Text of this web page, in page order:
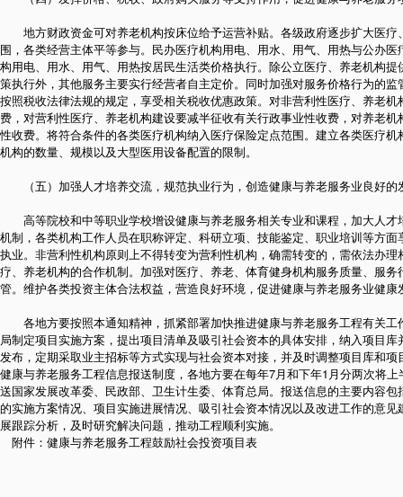
地方财政资金可对养老机构按床位给予运营补贴。各级政府逐步扩大医疗
围，各类经营主体平等参与。民办医疗机构用电、用水、用气、用热与公办
构用电、用水、用气、用热按居民生活类价格执行。除公立医疗、养老机构
策执行外，其他服务主要实行经营者自主定价。同时加强对服务价格行为的
按照税收法律法规的规定，享受相关税收优惠政策。对非营利性医疗、养老
费，对营利性医疗、养老机构建设要减半征收有关行政事业性收费，对养老
性收费。将符合条件的各类医疗机构纳入医疗保险定点范围。建立各类医疗
机构的数量、规模以及大型医用设备配置的限制。
（五）加强人才培养交流，规范执业行为，创造健康与养老服务业良好的
高等院校和中等职业学校增设健康与养老服务相关专业和课程，加大人才
机制，各类机构工作人员在职称评定、科研立项、技能鉴定、职业培训等方
执业。非营利性机构原则上不得转变为营利性机构，确需转变的，需依法办
疗、养老机构的合作机制。加强对医疗、养老、体育健身机构服务质量、服
管。维护各类投资主体合法权益，营造良好环境，促进健康与养老服务业健康
各地方要按照本通知精神，抓紧部署加快推进健康与养老服务工程有关工
局制定项目实施方案，提出项目清单及吸引社会资本的具体安排，纳入项目
发布，定期采取业主招标等方式实现与社会资本对接，并及时调整项目库和
健康与养老服务工程信息报送制度，各地方要在每年7月和下年1月分两次将
送国家发展改革委、民政部、卫生计生委、体育总局。报送信息的主要内容
的实施方案情况、项目实施进展情况、吸引社会资本情况以及改进工作的意
展跟踪分析，及时研究解决问题，推动工程顺利实施。
附件：健康与养老服务工程鼓励社会投资项目表